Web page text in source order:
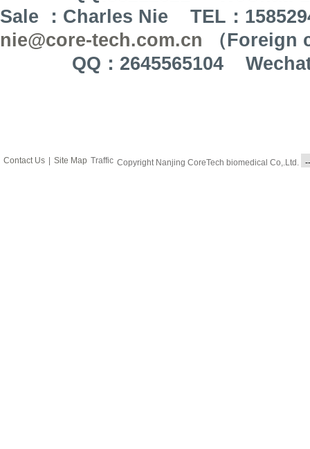
Sale
： Charles Nie TEL ：
nie@core-tech.com.cn
（Foreign
QQ ： 2645565104
Contact Us Site Map Traffic Copyright Nanjing CoreTech biomedical Co,.Ltd.